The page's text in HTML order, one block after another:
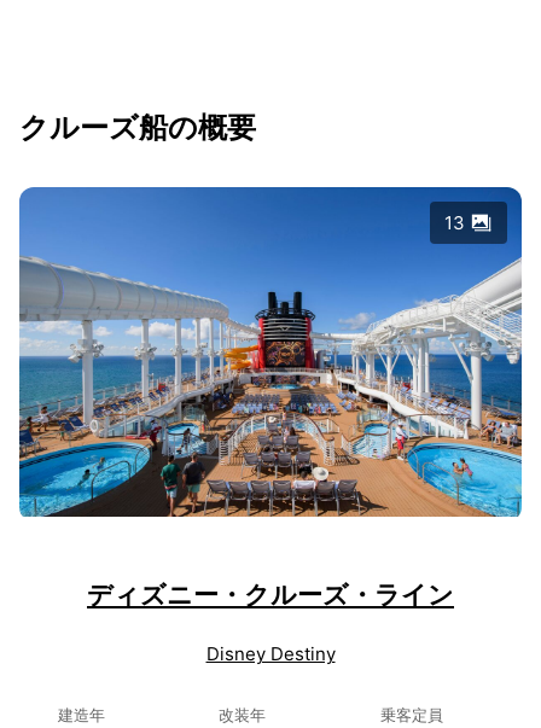
クルーズ船の概要
13
ディズニー・クルーズ・ライン
Disney Destiny
建造年 改装年 乗客定員